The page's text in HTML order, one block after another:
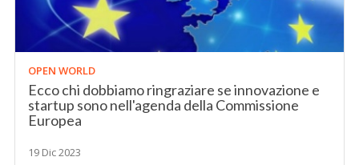
OPEN WORLD
Ecco chi dobbiamo ringraziare se innovazione e
startup sono nell'agenda della Commissione
Europea
19 Dic 2023